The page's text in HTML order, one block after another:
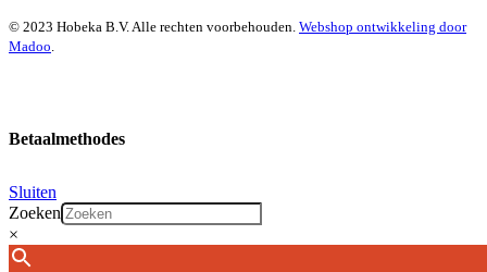
© 2023 Hobeka B.V. Alle rechten voorbehouden. Webshop ontwikkeling door
Madoo.
Betaalmethodes
Sluiten
Zoeken
×